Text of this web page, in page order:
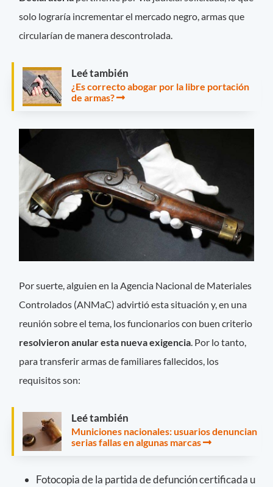
solo lograría incrementar el mercado negro, armas que
circularían de manera descontrolada.
Leé también
¿Es correcto abogar por la libre portación
de armas?
Por suerte, alguien en la Agencia Nacional de Materiales
Controlados (ANMaC) advirtió esta situación y, en una
reunión sobre el tema, los funcionarios con buen criterio
resolvieron anular esta nueva exigencia. Por lo tanto,
para transferir armas de familiares fallecidos, los
requisitos son:
Leé también
Municiones nacionales: usuarios denuncian
serias fallas en algunas marcas
Fotocopia de la partida de defunción certificada u